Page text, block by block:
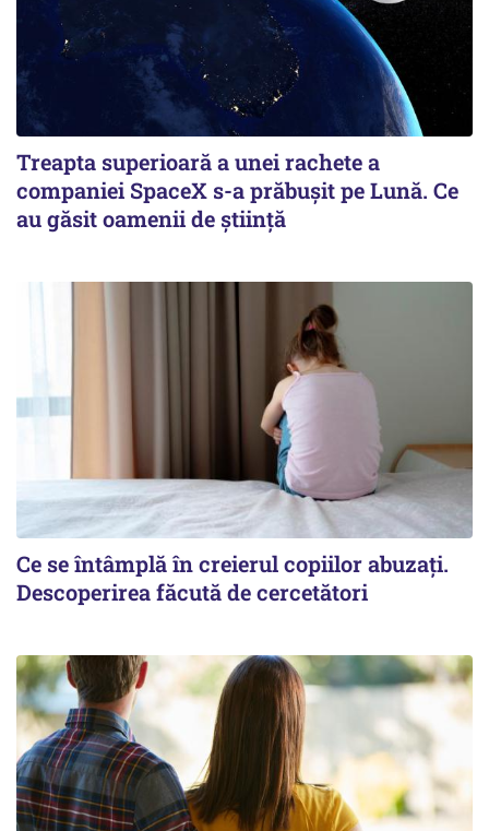
Treapta superioară a unei rachete a
companiei SpaceX s-a prăbușit pe Lună. Ce
au găsit oamenii de știință
Ce se întâmplă în creierul copiilor abuzați.
Descoperirea făcută de cercetători